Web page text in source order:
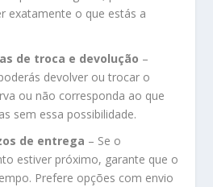
exatamente o que estás a
de troca e devolução –
devolver ou trocar o
ou não corresponda ao que
sem essa possibilidade.
de entrega – Se o
estiver próximo, garante que o
Prefere opções com envio